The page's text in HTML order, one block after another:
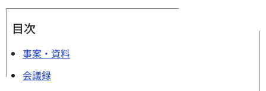
目次
事案・資料
会議録